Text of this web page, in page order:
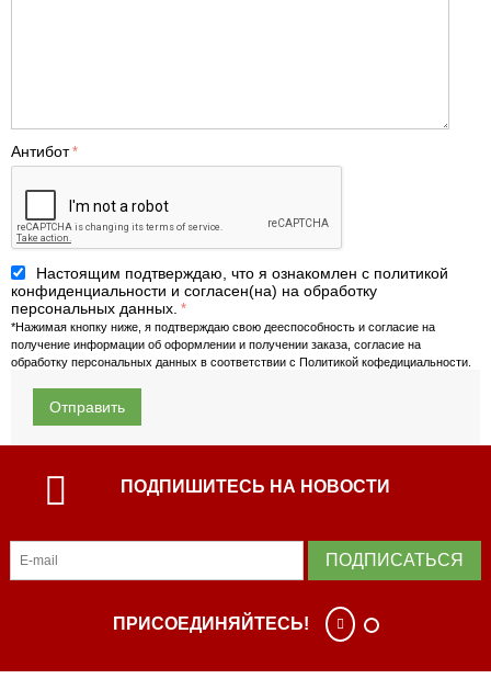
Антибот
Настоящим подтверждаю, что я ознакомлен с политикой
конфиденциальности и согласен(на) на обработку
персональных данных.
*Нажимая кнопку ниже, я подтверждаю свою дееспособность и согласие на
получение информации об оформлении и получении заказа, согласие на
обработку персональных данных в соответствии с Политикой кофедициальности.
Отправить
ПОДПИШИТЕСЬ НА НОВОСТИ
ПОДПИСАТЬСЯ
ПРИСОЕДИНЯЙТЕСЬ!